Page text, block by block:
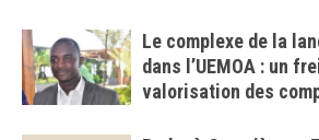
Le complexe de la
dans l’UEMOA : un
valorisation des